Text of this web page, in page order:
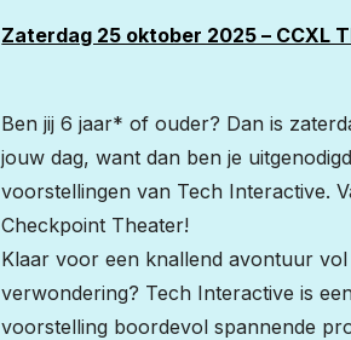
Zaterdag 25 oktober 2025 – CCXL
Ben jij 6 jaar* of ouder? Dan is
jouw dag, want dan ben je
voorstellingen van Tech Interactive.
Checkpoint Theater!
Klaar voor een knallend avontuur vol
verwondering? Tech Interactive is
voorstelling boordevol spannende